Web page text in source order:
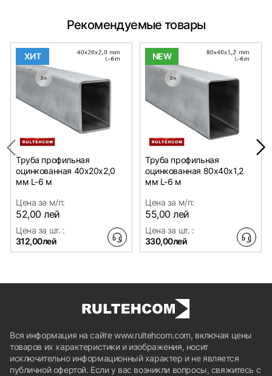
Рекомендуемые товары
ХИТ
Труба профильная
оцинкованная 40х20x2,0
мм L-6 м
Цена за м/п:
52,00 лей
Цена за шт. :
312,00лей
NEW
Труба профильная
оцинкованная 80х40x1,2
мм L-6 м
Цена за м/п:
55,00 лей
Цена за шт. :
330,00лей
Вся информация на сайте www.rultehcom.com, включая цены
товаров их характеристики и изображения, носит
исключительно информационный характер и не является
публичной офертой. Если у вас возникли вопросы, свяжитесь с